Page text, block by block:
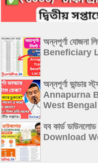
অন্নপূর্ণা
Beneficiary
অন্নপূর্ণা ভান্ডার
Annapurna
West Bengal
যব কার্ড
Download